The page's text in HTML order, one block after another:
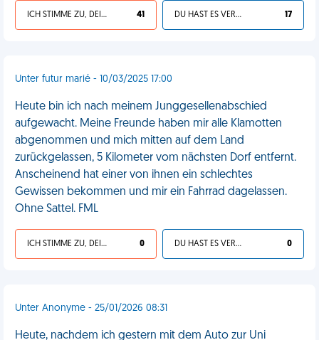
ICH STIMME ZU, DEIN LEBEN IST SCHEISSE 41 DU HAST ES VERDIENT 17
Unter futur marié - 10/03/2025 17:00
Heute bin ich nach meinem Junggesellenabschied
aufgewacht. Meine Freunde haben mir alle Klamotten
abgenommen und mich mitten auf dem Land
zurückgelassen, 5 Kilometer vom nächsten Dorf entfernt.
Anscheinend hat einer von ihnen ein schlechtes
Gewissen bekommen und mir ein Fahrrad dagelassen.
Ohne Sattel. FML
ICH STIMME ZU, DEIN LEBEN IST SCHEISSE 0 DU HAST ES VERDIENT 0
Unter Anonyme - 25/01/2026 08:31
Heute, nachdem ich gestern mit dem Auto zur Uni